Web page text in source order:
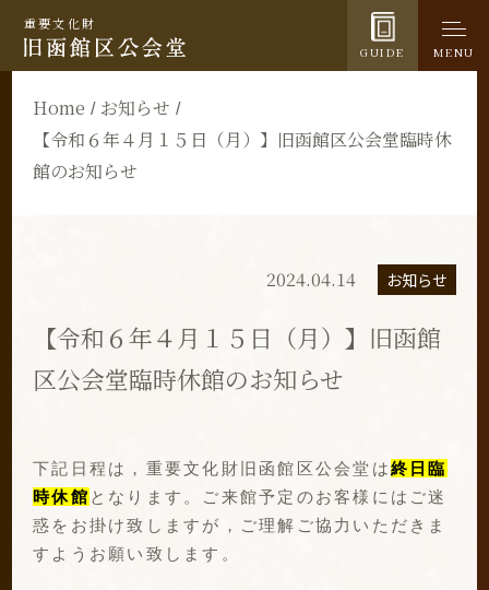
重要文化財
GUIDE MENU
Home
お知らせ
【令和６年４月１５日（月）】旧函館区公会堂臨時休
館のお知らせ
2024.04.14 お知らせ
【令和６年４月１５日（月）】旧函館
区公会堂臨時休館のお知らせ
下記日程は，重要文化財旧函館区公会堂は終日臨
時休館 となります。ご来館予定のお客様にはご迷
惑をお掛け致しますが，ご理解ご協力いただきま
すようお願い致します。